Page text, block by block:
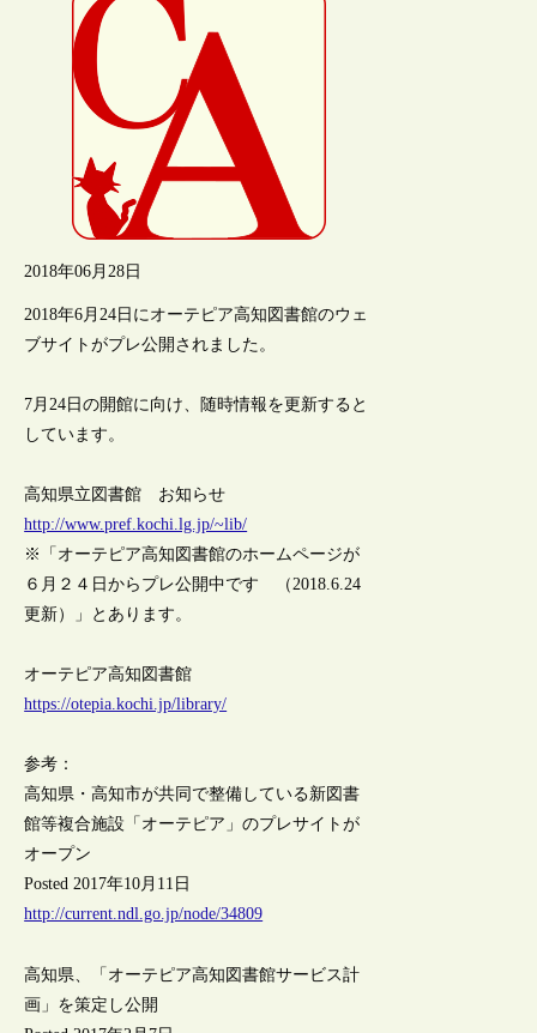
2018年06月28日
2018年6月24日にオーテピア高知図書館のウェ
ブサイトがプレ公開されました。
7月24日の開館に向け、随時情報を更新すると
しています。
高知県立図書館 お知らせ
http://www.pref.kochi.lg.jp/~lib/
※「オーテピア高知図書館のホームページが
６月２４日からプレ公開中です （2018.6.24
更新）」とあります。
オーテピア高知図書館
https://otepia.kochi.jp/library/
参考：
高知県・高知市が共同で整備している新図書
館等複合施設「オーテピア」のプレサイトが
オープン
Posted 2017年10月11日
http://current.ndl.go.jp/node/34809
高知県、「オーテピア高知図書館サービス計
画」を策定し公開